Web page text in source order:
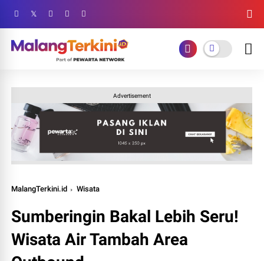
Advertisement
MalangTerkini.id Wisata
Sumberingin Bakal Lebih Seru!
Wisata Air Tambah Area